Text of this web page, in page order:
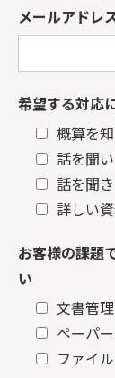
メールアドレ
希望する対応
概算を
話を聞
話を聞
詳しい
お客様の課題
い
文書管
ペーパ
ファイ